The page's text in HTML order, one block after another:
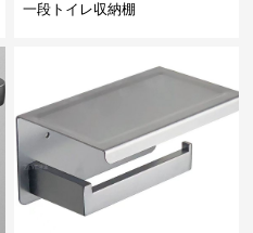
一段トイレ収納棚